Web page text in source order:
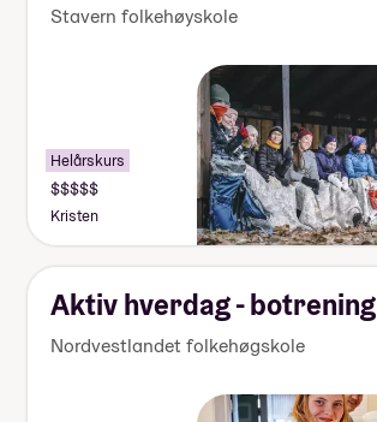
Stavern folkehøyskole
Helårskurs
Kristen
Aktiv hverdag - botrening
Nordvestlandet folkehøgskole